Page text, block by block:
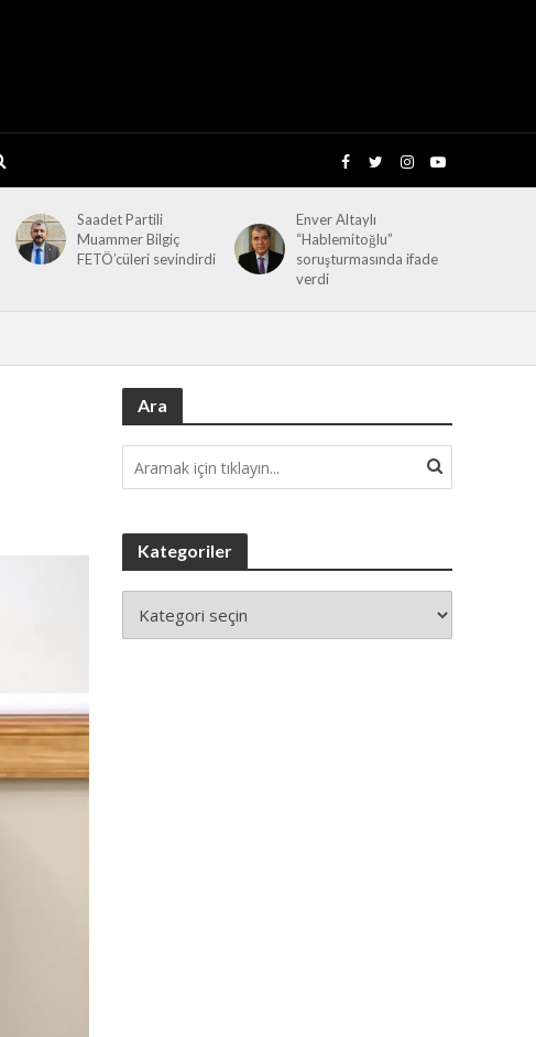
Saadet Partili
Muammer Bilgiç
FETÖ’cüleri sevindirdi
Enver Altaylı
“Hablemitoğlu”
soruşturmasında ifade
verdi
Ara
Kategoriler